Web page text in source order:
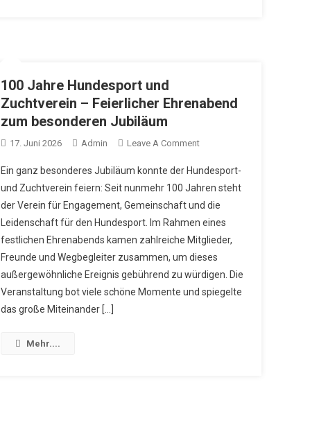
100 Jahre Hundesport und
Zuchtverein – Feierlicher Ehrenabend
zum besonderen Jubiläum
17. Juni 2026 Admin Leave A CommentOn
Jahre
Hundesport
Und
Zuchtverein
–
Feierlicher
Ehrenabend
Zum
Ein ganz besonderes Jubiläum konnte der Hundesport-
und Zuchtverein feiern: Seit nunmehr 100 Jahren steht
der Verein für Engagement, Gemeinschaft und die
Leidenschaft für den Hundesport. Im Rahmen eines
festlichen Ehrenabends kamen zahlreiche Mitglieder,
Freunde und Wegbegleiter zusammen, um dieses
außergewöhnliche Ereignis gebührend zu würdigen. Die
Veranstaltung bot viele schöne Momente und spiegelte
das große Miteinander […]
Mehr....